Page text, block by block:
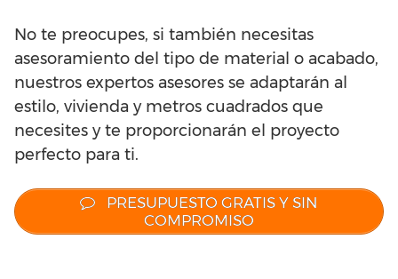
No te preocupes, si también necesitas
asesoramiento del tipo de material o acabado,
nuestros expertos asesores se adaptarán al
estilo, vivienda y metros cuadrados que
necesites y te proporcionarán el proyecto
perfecto para ti.
PRESUPUESTO GRATIS Y SIN
COMPROMISO